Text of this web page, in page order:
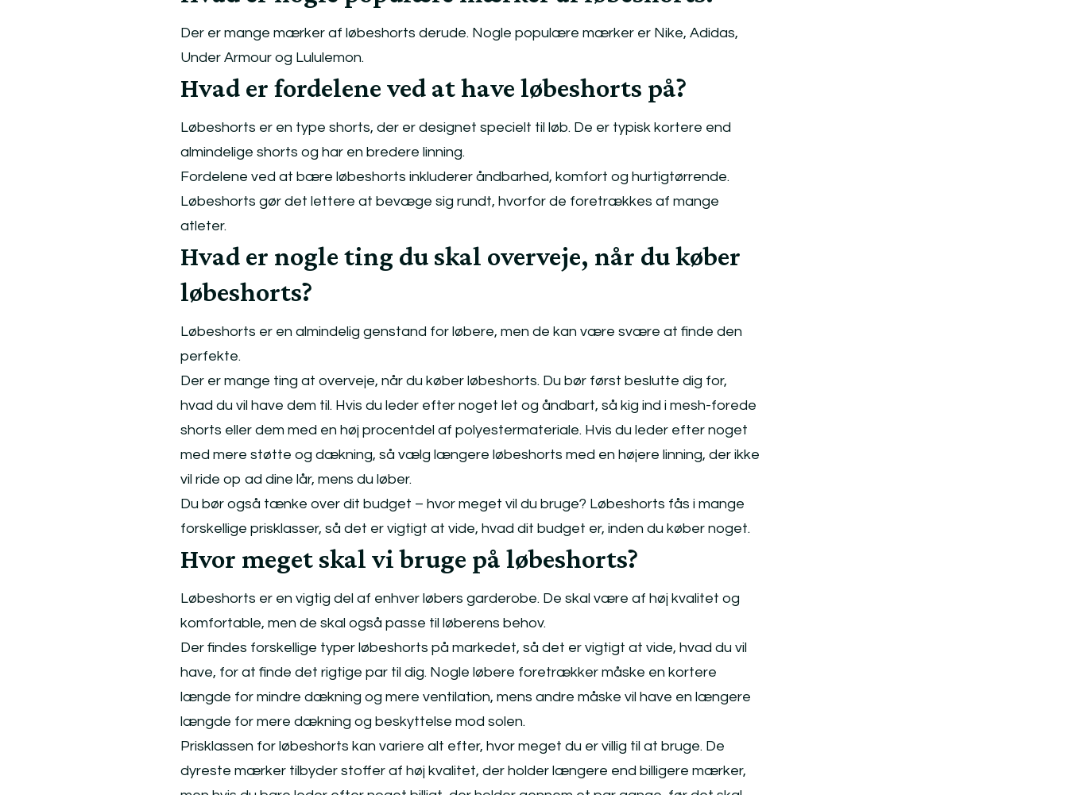
Der er mange mærker af løbeshorts derude. Nogle populære mærker er Nike, Adidas,
Under Armour og Lululemon.
Hvad er fordelene ved at have løbeshorts på?
Løbeshorts er en type shorts, der er designet specielt til løb. De er typisk kortere end
almindelige shorts og har en bredere linning.
Fordelene ved at bære løbeshorts inkluderer åndbarhed, komfort og hurtigtørrende.
Løbeshorts gør det lettere at bevæge sig rundt, hvorfor de foretrækkes af mange
atleter.
Hvad er nogle ting du skal overveje, når du køber
løbeshorts?
Løbeshorts er en almindelig genstand for løbere, men de kan være svære at finde den
perfekte.
Der er mange ting at overveje, når du køber løbeshorts. Du bør først beslutte dig for,
hvad du vil have dem til. Hvis du leder efter noget let og åndbart, så kig ind i mesh-forede
shorts eller dem med en høj procentdel af polyestermateriale. Hvis du leder efter noget
med mere støtte og dækning, så vælg længere løbeshorts med en højere linning, der ikke
vil ride op ad dine lår, mens du løber.
Du bør også tænke over dit budget – hvor meget vil du bruge? Løbeshorts fås i mange
forskellige prisklasser, så det er vigtigt at vide, hvad dit budget er, inden du køber noget.
Hvor meget skal vi bruge på løbeshorts?
Løbeshorts er en vigtig del af enhver løbers garderobe. De skal være af høj kvalitet og
komfortable, men de skal også passe til løberens behov.
Der findes forskellige typer løbeshorts på markedet, så det er vigtigt at vide, hvad du vil
have, for at finde det rigtige par til dig. Nogle løbere foretrækker måske en kortere
længde for mindre dækning og mere ventilation, mens andre måske vil have en længere
længde for mere dækning og beskyttelse mod solen.
Prisklassen for løbeshorts kan variere alt efter, hvor meget du er villig til at bruge. De
dyreste mærker tilbyder stoffer af høj kvalitet, der holder længere end billigere mærker,